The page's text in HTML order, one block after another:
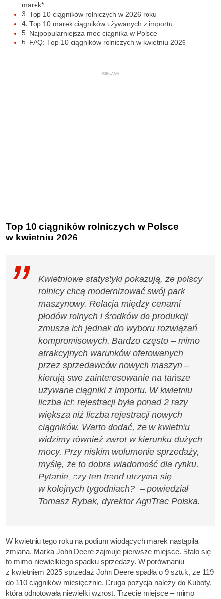
marek*
Top 10 ciągników rolniczych w 2026 roku
Top 10 marek ciągników używanych z importu
Najpopularniejsza moc ciągnika w Polsce
FAQ: Top 10 ciągników rolniczych w kwietniu 2026
REKLAMA
Top 10 ciągników rolniczych w Polsce
w kwietniu 2026
Kwietniowe statystyki pokazują, że polscy
rolnicy chcą modernizować swój park
maszynowy. Relacja między cenami
płodów rolnych i środków do produkcji
zmusza ich jednak do wyboru rozwiązań
kompromisowych. Bardzo często – mimo
atrakcyjnych warunków oferowanych
przez sprzedawców nowych maszyn –
kierują swe zainteresowanie na tańsze
używane ciągniki z importu. W kwietniu
liczba ich rejestracji była ponad 2 razy
większa niż liczba rejestracji nowych
ciągników. Warto dodać, że w kwietniu
widzimy również zwrot w kierunku dużych
mocy. Przy niskim wolumenie sprzedaży,
myślę, że to dobra wiadomość dla rynku.
Pytanie, czy ten trend utrzyma się
w kolejnych tygodniach? – powiedział
Tomasz Rybak, dyrektor AgriTrac Polska.
W kwietniu tego roku na podium wiodących marek nastąpiła
zmiana. Marka John Deere zajmuje pierwsze miejsce. Stało się
to mimo niewielkiego spadku sprzedaży. W porównaniu
z kwietniem 2025 sprzedaż John Deere spadła o 9 sztuk, ze 119
do 110 ciągników miesięcznie. Druga pozycja należy do Kuboty,
która odnotowała niewielki wzrost. Trzecie miejsce – mimo